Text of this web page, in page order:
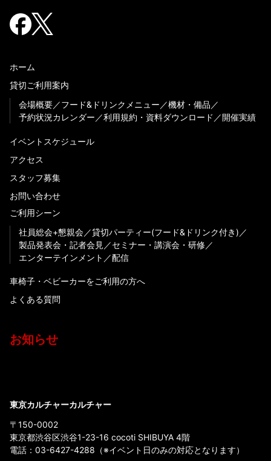
ホーム
貸切ご利用案内
会場概要
フード&ドリンクメニュー
機材・備品
予約状況カレンダー
利用規約・資料ダウンロード 開催実績
イベントスケジュール
アクセス
スタッフ募集
お問い合わせ
ご利用シーン
社員総会+懇親会
貸切パーティー(フード&ドリンク付き)
製品発表会・記者会見
セミナー・講演会・研修
エンターテインメント
配信
車椅子・ベビーカーをご利用の方へ
よくある質問
お知らせ
東京カルチャーカルチャー
〒150-0002
東京都渋谷区渋谷1-23-16 cocoti SHIBUYA 4階
電話： 03-6427-4288 （※イベント日のみの対応となります）